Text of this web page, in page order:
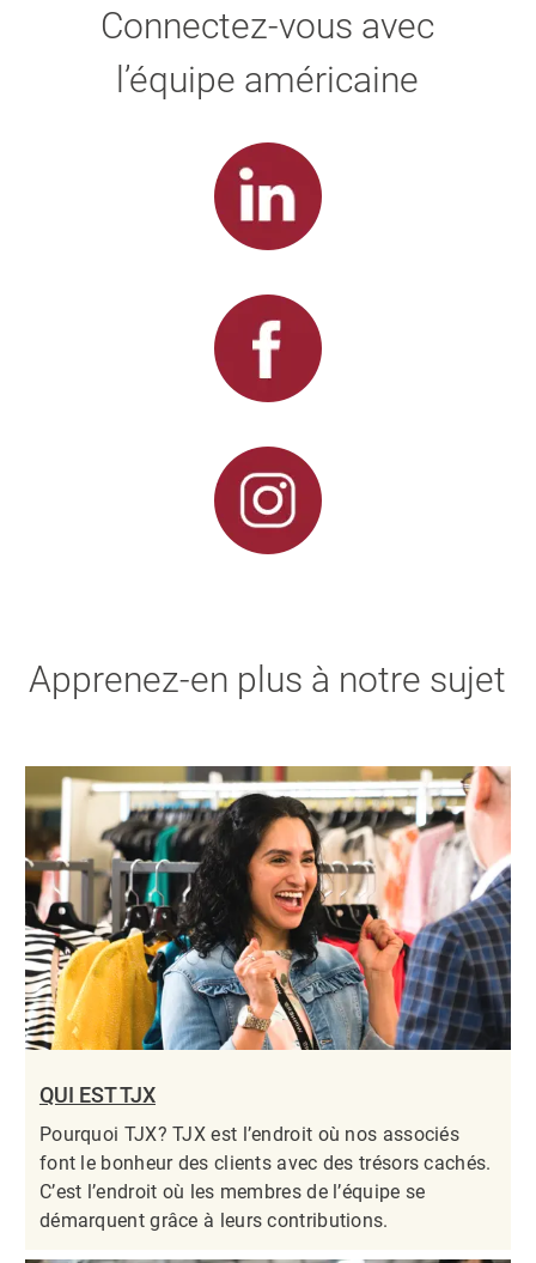
Connectez-vous avec
l’équipe américaine
Apprenez-en plus à notre sujet
QUI EST TJX
Pourquoi TJX? TJX est l’endroit où nos associés
font le bonheur des clients avec des trésors cachés.
C’est l’endroit où les membres de l’équipe se
démarquent grâce à leurs contributions.​​​​​​​